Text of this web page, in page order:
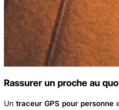
Rassurer un proche au
Un traceur GPS pour personne